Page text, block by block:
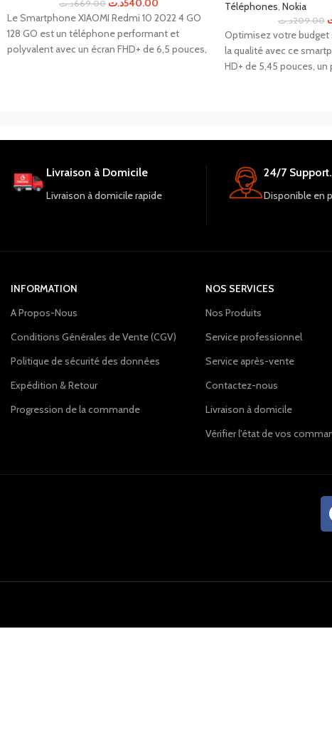
669.00د.ت
Le Smartphone XIAOMI Redmi 10 2022 4 GO
128 GO est un téléphone performant et
polyvalent avec un écran FHD+ de 6,5 pouces,
recommandé de le commander dès
Téléphones Nokia
209.00د.ت
Optimisez votre
la qualité avec ce
HD+ de 5,45 pouces, un
appareils photo avant
Avec une batterie de
connectivité Wi-Fi et
Livraison à Domicile
Livraison à domicile rapide
24/7 Support.
Disponible en
INFORMATION
A Propos-Nous
Conditions Générales de Vente (CGV)
Politique de sécurité des données
Expédition & Retour
Progression de la commande
NOS SERVICES
Nos Produits
Service professionnel
Service après-vente
Contactez-nous
Livraison à domicile
Vérifier l'état de vos